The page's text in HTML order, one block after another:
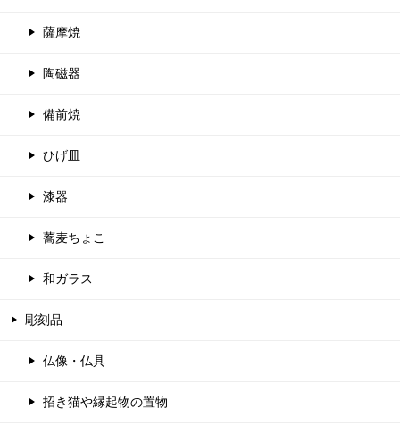
薩摩焼
陶磁器
備前焼
ひげ皿
漆器
蕎麦ちょこ
和ガラス
彫刻品
仏像・仏具
招き猫や縁起物の置物